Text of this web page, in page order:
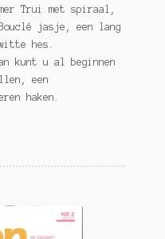
Trui met spiraal,
jasje, een lang
hes.
kunt u al beginnen
een
haken.